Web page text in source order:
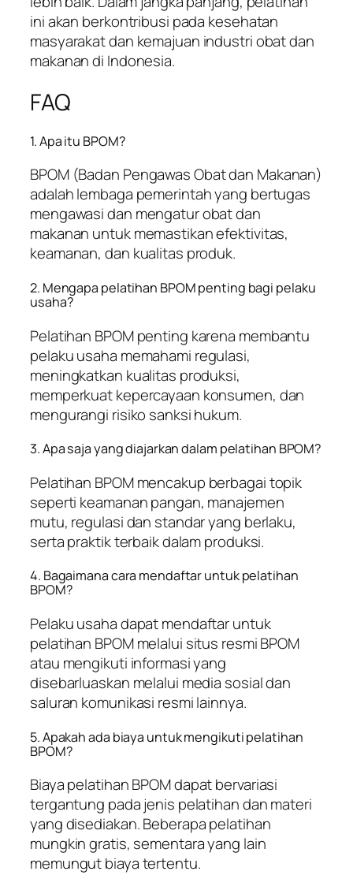
ini akan berkontribusi pada kesehatan
masyarakat dan kemajuan industri obat dan
makanan di Indonesia.
FAQ
1. Apa itu BPOM?
BPOM (Badan Pengawas Obat dan Makanan)
adalah lembaga pemerintah yang bertugas
mengawasi dan mengatur obat dan
makanan untuk memastikan efektivitas,
keamanan, dan kualitas produk.
2. Mengapa pelatihan BPOM penting bagi pelaku
usaha?
Pelatihan BPOM penting karena membantu
pelaku usaha memahami regulasi,
meningkatkan kualitas produksi,
memperkuat kepercayaan konsumen, dan
mengurangi risiko sanksi hukum.
3. Apa saja yang diajarkan dalam pelatihan BPOM?
Pelatihan BPOM mencakup berbagai topik
seperti keamanan pangan, manajemen
mutu, regulasi dan standar yang berlaku,
serta praktik terbaik dalam produksi.
4. Bagaimana cara mendaftar untuk pelatihan
BPOM?
Pelaku usaha dapat mendaftar untuk
pelatihan BPOM melalui situs resmi BPOM
atau mengikuti informasi yang
disebarluaskan melalui media sosial dan
saluran komunikasi resmi lainnya.
5. Apakah ada biaya untuk mengikuti pelatihan
BPOM?
Biaya pelatihan BPOM dapat bervariasi
tergantung pada jenis pelatihan dan materi
yang disediakan. Beberapa pelatihan
mungkin gratis, sementara yang lain
memungut biaya tertentu.